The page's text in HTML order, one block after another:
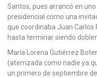
Santos, pues arrancó en
presidencial como una
que coordinaba Juan
hasta terminar siendo
María Lorena Gutiérrez
(aterrizada como nadie ya
un primero de septiembre